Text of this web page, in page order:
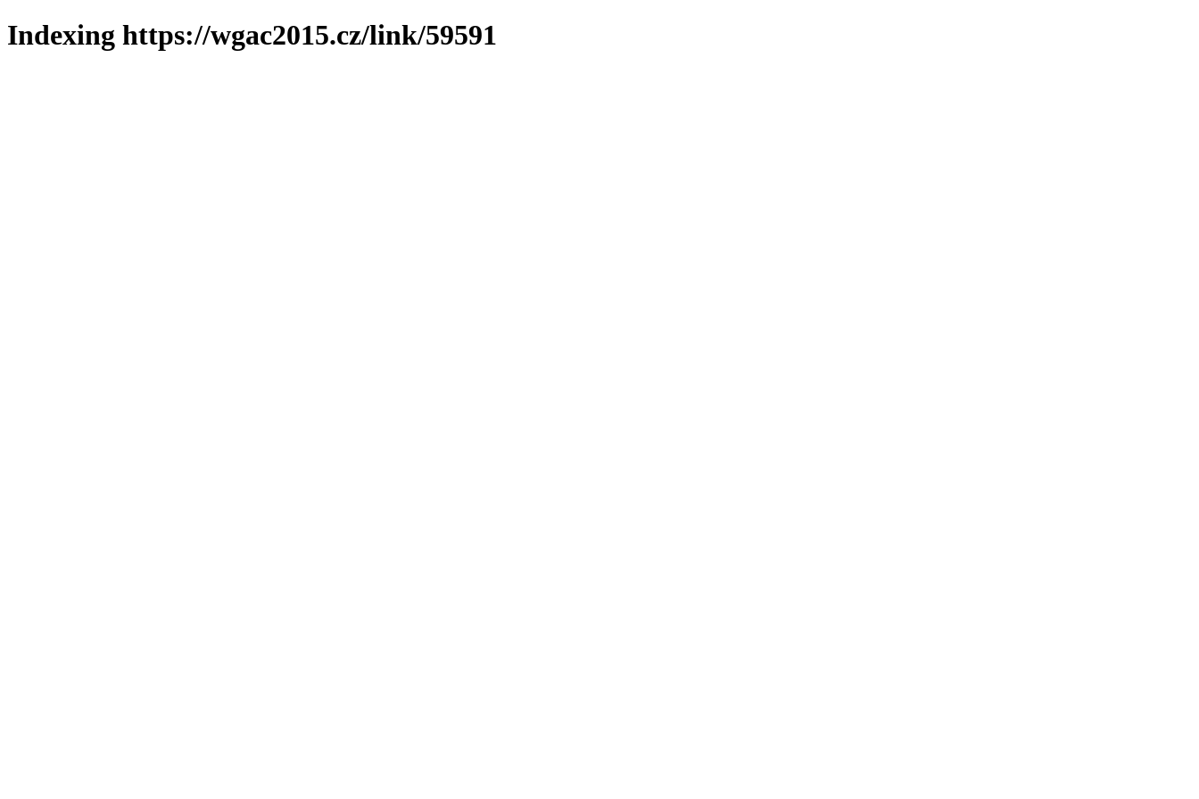
Indexing https://wgac2015.cz/link/59591